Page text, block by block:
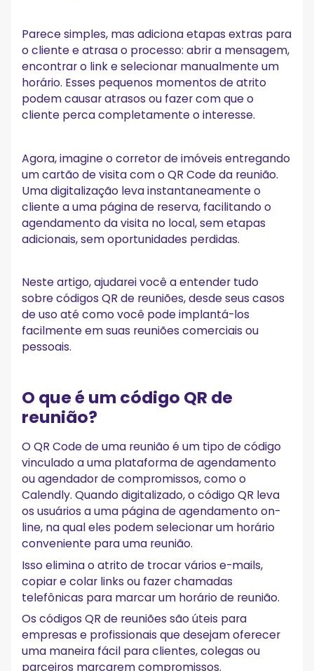
consultas com o Uniqode
Etapa 3: personalize seu código QR
Etapa 4: teste e baixe
Quem pode usar códigos QR para marcar consultas?
Onde posso colocar o QR Code da minha reserva de
reunião?
Parece simples, mas adiciona etapas extras para
o cliente e atrasa o processo: abrir a mensagem,
encontrar o link e selecionar manualmente um
horário. Esses pequenos momentos de atrito
podem causar atrasos ou fazer com que o
cliente perca completamente o interesse.
Agora, imagine o corretor de imóveis entregando
um cartão de visita com o QR Code da reunião.
Uma digitalização leva instantaneamente o
cliente a uma página de reserva, facilitando o
agendamento da visita no local, sem etapas
adicionais, sem oportunidades perdidas.
Neste artigo, ajudarei você a entender tudo
sobre códigos QR de reuniões, desde seus casos
de uso até como você pode implantá-los
facilmente em suas reuniões comerciais ou
pessoais.
O que é um código QR de
reunião?
O QR Code de uma reunião é um tipo de código
vinculado a uma plataforma de agendamento
ou agendador de compromissos, como o
Calendly. Quando digitalizado, o código QR leva
os usuários a uma página de agendamento on-
line, na qual eles podem selecionar um horário
conveniente para uma reunião.
Isso elimina o atrito de trocar vários e-mails,
copiar e colar links ou fazer chamadas
telefônicas para marcar um horário de reunião.
Os códigos QR de reuniões são úteis para
empresas e profissionais que desejam oferecer
uma maneira fácil para clientes, colegas ou
parceiros marcarem compromissos.